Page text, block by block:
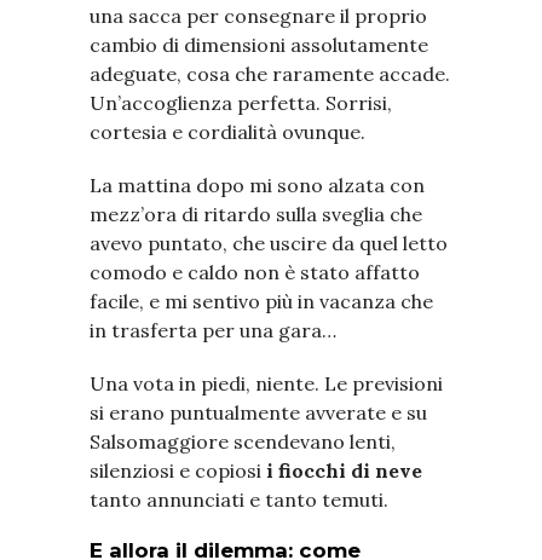
una sacca per consegnare il proprio
cambio di dimensioni assolutamente
adeguate, cosa che raramente accade.
Un’accoglienza perfetta. Sorrisi,
cortesia e cordialità ovunque.
La mattina dopo mi sono alzata con
mezz’ora di ritardo sulla sveglia che
avevo puntato, che uscire da quel letto
comodo e caldo non è stato affatto
facile, e mi sentivo più in vacanza che
in trasferta per una gara…
Una vota in piedi, niente. Le previsioni
si erano puntualmente avverate e su
Salsomaggiore scendevano lenti,
silenziosi e copiosi i fiocchi di neve
tanto annunciati e tanto temuti.
E allora il dilemma: come